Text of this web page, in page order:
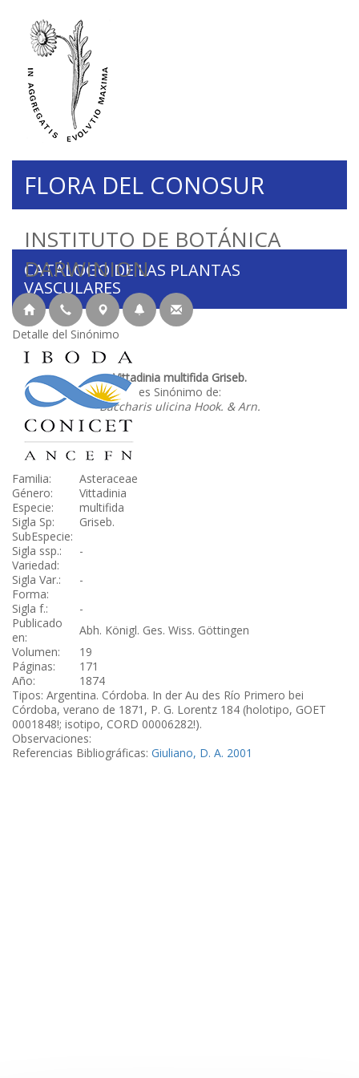
INSTITUTO DE BOTÁNICA
DARWINION
FLORA DEL CONOSUR
CATÁLOGO DE LAS PLANTAS
VASCULARES
Detalle del Sinónimo
Vittadinia multifida Griseb.
es Sinónimo de:
Baccharis ulicina Hook. & Arn.
Familia:
Asteraceae
Género:
Vittadinia
Especie:
multifida
Sigla Sp:
Griseb.
SubEspecie:
Sigla ssp.:
-
Variedad:
Sigla Var.:
-
Forma:
Sigla f.:
-
Publicado
en:
Abh. Königl. Ges. Wiss. Göttingen
Volumen:
19
Páginas:
171
Año:
1874
Tipos: Argentina. Córdoba. In der Au des Río Primero bei
Córdoba, verano de 1871, P. G. Lorentz 184 (holotipo, GOET
0001848!; isotipo, CORD 00006282!).
Observaciones:
Referencias Bibliográficas: Giuliano, D. A. 2001